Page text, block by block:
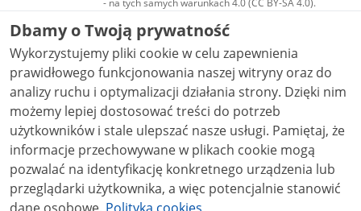
- na tych samych warunkach 4.0 (CC BY-SA 4.0).
Materiały audiowizualne, w tym zdjęcia, materiały
audio i wideo, są udostępniane na licencji typu
Creative Commons: uznanie autorstwa użycie
niekomercyjne - bez utworów zależnych 4.0 (CC BY-
NC-ND 4.0), o ile nie jest to stwierdzone inaczej.
Dbamy o Twoją prywatność
Wykorzystujemy pliki cookie w celu zapewnienia
prawidłowego funkcjonowania naszej witryny oraz do
analizy ruchu i optymalizacji działania strony. Dzięki nim
możemy lepiej dostosować treści do potrzeb
użytkowników i stale ulepszać nasze usługi. Pamiętaj, że
informacje przechowywane w plikach cookie mogą
pozwalać na identyfikację konkretnego urządzenia lub
przeglądarki użytkownika, a więc potencjalnie stanowić